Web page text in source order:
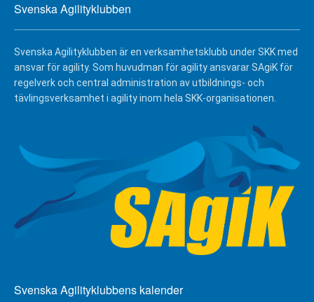
Svenska Agilityklubben
Svenska Agilityklubben är en verksamhetsklubb under SKK med
ansvar för agility. Som huvudman för agility ansvarar SAgiK för
regelverk och central administration av utbildnings- och
tävlingsverksamhet i agility inom hela SKK-organisationen.
Svenska Agilityklubbens kalender